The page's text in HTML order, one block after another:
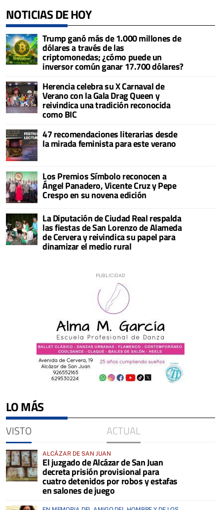
NOTICIAS DE HOY
Trump ganó más de 1.000 millones de
dólares a través de las
criptomonedas; ¿cómo puede un
inversor común ganar 17.700 dólares?
Herencia celebra su X Carnaval de
Verano con la Gala Drag Queen y
reivindica una tradición reconocida
como BIC
47 recomendaciones literarias desde
la mirada feminista para este verano
Los Premios Símbolo reconocen a
Ángel Panadero, Vicente Cruz y Pepe
Crespo en su novena edición
La Diputación de Ciudad Real respalda
las fiestas de San Lorenzo de Alameda
de Cervera y reivindica su papel para
dinamizar el medio rural
LO MÁS
VISTO ACTUAL
ALCÁZAR DE SAN JUAN
El juzgado de Alcázar de San Juan
decreta prisión provisional para
cuatro detenidos por robos y estafas
en salones de juego